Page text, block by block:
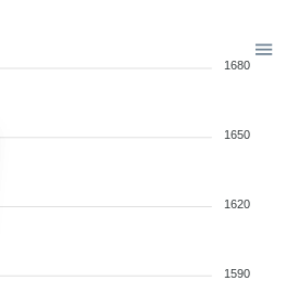
1680
1650
1620
1590